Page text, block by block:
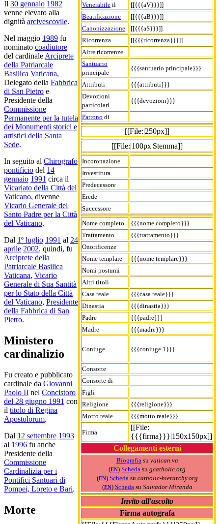
Venerabile il
[[{{{aV}}}]]
Beatificazione
[[{{{aB}}}]]
Canonizzazione
[[{{{aS}}}]]
Ricorrenza
[[{{{ricorrenza}}}]]
Altre ricorrenze
Santuario
principale
{{{santuario principale}}}
Attributi
{{{attributi}}}
Devozioni
particolari
{{{devozioni}}}
Patrono di
[[File:|250px]]
[[File:|100px|Stemma]]
Incoronazione
Investitura
Predecessore
Erede
Successore
Nome completo
{{{nome completo}}}
Trattamento
{{{trattamento}}}
Onorificenze
Nome templare
{{{nome templare}}}
Nomi postumi
Altri titoli
Casa reale
{{{casa reale}}}
Dinastia
{{{dinastia}}}
Padre
{{{padre}}}
Madre
{{{madre}}}
Coniuge {{{coniuge 1}}}
Consorte
Consorte di
Figli
Religione
{{{religione}}}
Motto reale
{{{motto reale}}}
Firma
[[File:
{{{firma}}}|150x150px]]
Collegamenti esterni
Biografia su vatican.va
(EN) Scheda su gcatholic.org
(EN) Scheda su catholic-hierarchy.org
(EN) Scheda su Salvador Miranda
Invito all'ascolto
Firma autografa
Il 30 gennaio 1982
venne elevato alla
dignità arcivescovile.
Nel maggio 1989 fu
nominato coadiutore
del cardinale Arciprete
della Patriarcale
Basilica Vaticana,
Delegato della Fabbrica
di San Pietro e
Presidente della
Commissione
Permanente per la tutela
dei Monumenti storici e
artistici della Santa
Sede.
In seguito al Chirografo
pontificio del 14
gennaio 1991 circa il
Vicariato della Città del
Vaticano, divenne
Vicario Generale del
Santo Padre per la Città
del Vaticano.
Dal 1º luglio 1991 al 24
aprile 2002, quindi, fu
Arciprete della
Patriarcale Basilica
Vaticana, Vicario
Generale di Sua Santità
per lo Stato della Città
del Vaticano, Presidente
della Fabbrica di San
Pietro.
Ministero
cardinalizio
Fu creato e pubblicato
cardinale da Giovanni
Paolo II nel Concistoro
del 28 giugno 1991 con
il titolo di Regina
Apostolorum.
Dal 12 settembre 1993
al 1996 fu anche
Presidente della
Commissione
Cardinalizia per i
Pontifici Santuari di
Pompei, Loreto e Bari.
Morte